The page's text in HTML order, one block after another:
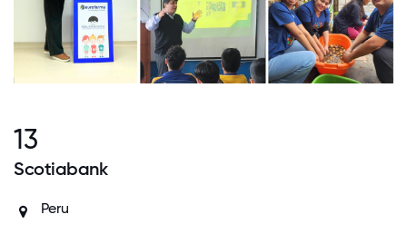
13
Scotiabank
Peru